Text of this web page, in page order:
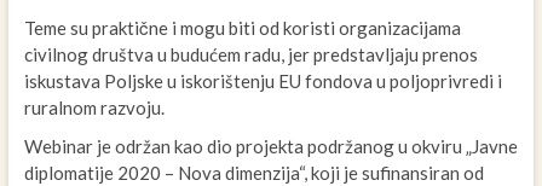
Teme su praktične i mogu biti od koristi organizacijama
civilnog društva u budućem radu, jer predstavljaju prenos
iskustava Poljske u iskorištenju EU fondova u poljoprivredi i
ruralnom razvoju.
Webinar je održan kao dio projekta podržanog u okviru „Javne
diplomatije 2020 – Nova dimenzija“, koji je sufinansiran od